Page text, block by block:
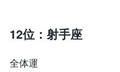
12位：射手座
全体運